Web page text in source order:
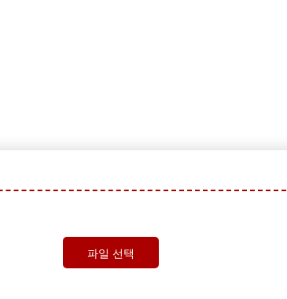
파일 선택